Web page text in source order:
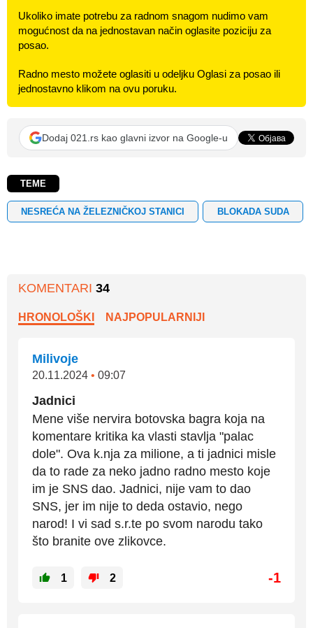
Ukoliko imate potrebu za radnom snagom nudimo vam
mogućnost da na jednostavan način oglasite poziciju za
posao.
Radno mesto možete oglasiti u odeljku Oglasi za posao ili
jednostavno klikom na ovu poruku.
Dodaj 021.rs kao glavni izvor na Google-u
TEME
NESREĆA NA ŽELEZNIČKOJ STANICI BLOKADA SUDA
KOMENTARI 34
HRONOLOŠKI NAJPOPULARNIJI
Milivoje
20.11.2024 • 09:07
Jadnici
Mene više nervira botovska bagra koja na
komentare kritika ka vlasti stavlja "palac
dole". Ova k.nja za milione, a ti jadnici misle
da to rade za neko jadno radno mesto koje
im je SNS dao. Jadnici, nije vam to dao
SNS, jer im nije to deda ostavio, nego
narod! I vi sad s.r.te po svom narodu tako
što branite ove zlikovce.
1 2 -1